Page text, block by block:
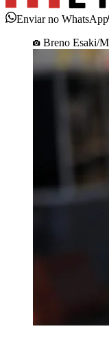
Enviar no WhatsApp
Breno Esaki/